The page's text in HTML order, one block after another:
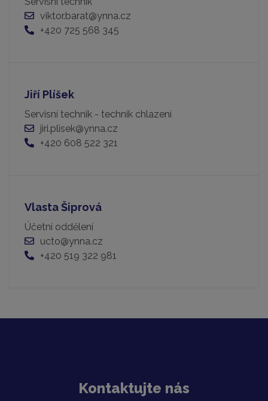
viktor.barat@ynna.cz
+420 725 568 345
Jiří Plíšek
Servisní technik - technik chlazení
jiri.plisek@ynna.cz
+420 608 522 321
Vlasta Šiprová
Účetní oddělení
ucto@ynna.cz
+420 519 322 981
Kontaktujte nás